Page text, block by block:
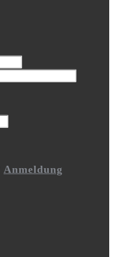
Anmeldung